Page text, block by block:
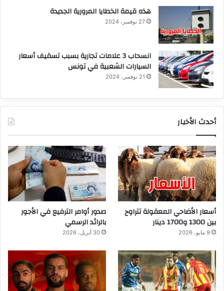
هذه قيمة الخطايا المرورية الجديدة
27 نوفمبر، 2024
انسحاب 3 علامات تجارية بسبب تسقيف أسعار
السيارات الشعبية في تونس
21 نوفمبر، 2024
أحدث الأخبار
أسعار الأضاحي المعقولة تتراوح
بين 1300 و1700 دينار
9 مايو، 2026
صدور أوامر الترفيع في الأجور
بالرائد الرسمي
30 أبريل، 2026